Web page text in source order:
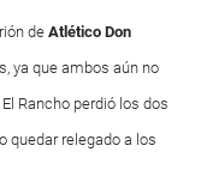
de Atlético Don
ya que ambos aún no
Rancho perdió los dos
quedar relegado a los